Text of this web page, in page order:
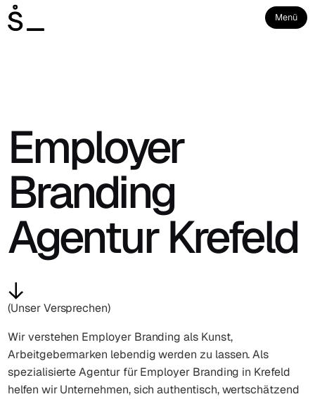
Menü
Employer
Branding
Agentur Krefeld
(Unser Versprechen)
Wir verstehen Employer Branding als Kunst,
Arbeitgebermarken lebendig werden zu lassen. Als
spezialisierte Agentur für Employer Branding in Krefeld
helfen wir Unternehmen, sich authentisch, wertschätzend